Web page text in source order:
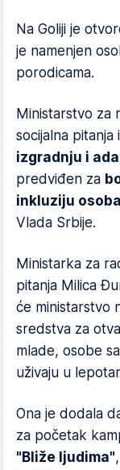
Na Goliji je
je namenjen
porodicama.
Ministarstvo za
socijalna pitanja
izgradnju i
predviđen za
inkluziju
Vlada Srbije.
Ministarka za
pitanja Milica
će ministarstvo
sredstva za
mlade, osobe
uživaju u
Ona je dodala
za početak
"Bliže ljudima"